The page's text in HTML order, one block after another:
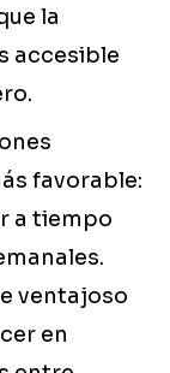
la
accesible
favorable:
a tiempo
ventajoso
en